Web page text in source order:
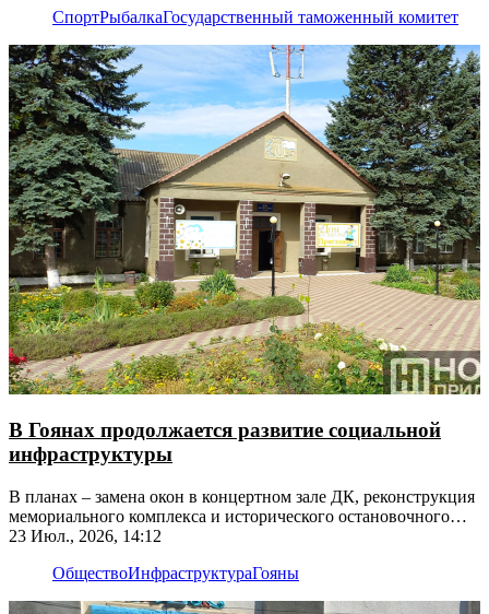
СпортРыбалкаГосударственный таможенный комитет
В Гоянах продолжается развитие социальной
инфраструктуры
В планах – замена окон в концертном зале ДК, реконструкция
мемориального комплекса и исторического остановочного
павильона
23 Июл., 2026, 14:12
ОбществоИнфраструктураГояны